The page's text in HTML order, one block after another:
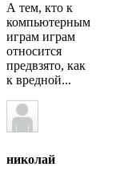
А тем, кто к
компьютерным
играм играм
относится
предвзято, как
к вредной...
николай